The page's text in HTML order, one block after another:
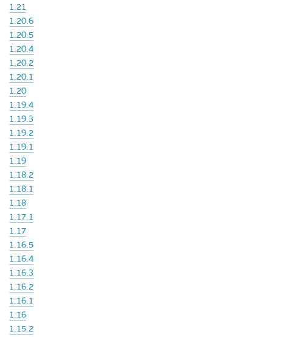
1.21
1.20.6
1.20.5
1.20.4
1.20.2
1.20.1
1.20
1.19.4
1.19.3
1.19.2
1.19.1
1.19
1.18.2
1.18.1
1.18
1.17.1
1.17
1.16.5
1.16.4
1.16.3
1.16.2
1.16.1
1.16
1.15.2